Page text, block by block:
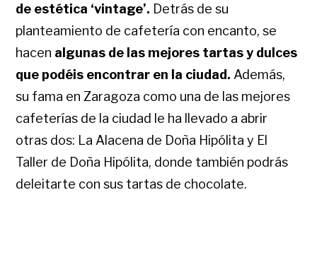
de estética ‘vintage’. Detrás de su
planteamiento de cafetería con encanto, se
hacen algunas de las mejores tartas y dulces
que podéis encontrar en la ciudad. Además,
su fama en Zaragoza como una de las mejores
cafeterías de la ciudad le ha llevado a abrir
otras dos: La Alacena de Doña Hipólita y El
Taller de Doña Hipólita, donde también podrás
deleitarte con sus tartas de chocolate.